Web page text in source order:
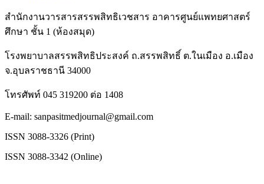
สำนักงานวารสารสรรพสิทธิเวชสาร อาคารศูนย์แพทยศาสตร์
ศึกษา ชั้น 1 (ห้องสมุด)
โรงพยาบาลสรรพสิทธิประสงค์ ถ.สรรพสิทธิ์ ต.ในเมือง อ.เมือง
จ.อุบลราชธานี 34000
โทรศัพท์ 045 319200 ต่อ 1408
E-mail: sanpasitmedjournal@gmail.com
ISSN 3088-3326 (Print)
ISSN 3088-3342 (Online)